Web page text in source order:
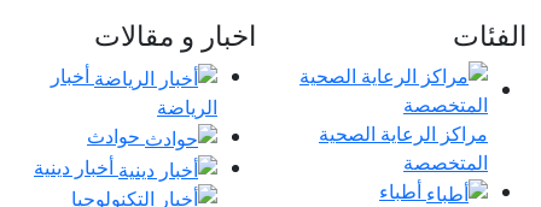
الفئات
مراكز الرعاية الصحية
المتخصصة
أطباء
اخبار و مقالات
أخبار
الرياضة
حوادث
أخبار دينية